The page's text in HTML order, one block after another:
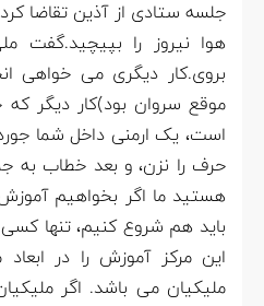
جلسه ستادی از آذین تقاضا
هوا نیروز را
بروی.کار دیگری می خواهی
موقع سروان بود)کار دیگر
است، یک ارمنی داخل شما
حرف را نزن، و بعد خطاب به
هستید ما اگر بخواهیم
باید هم شروع کنیم، تنها کسی
این مرکز آموزش را در
ملیکیان می باشد. اگر